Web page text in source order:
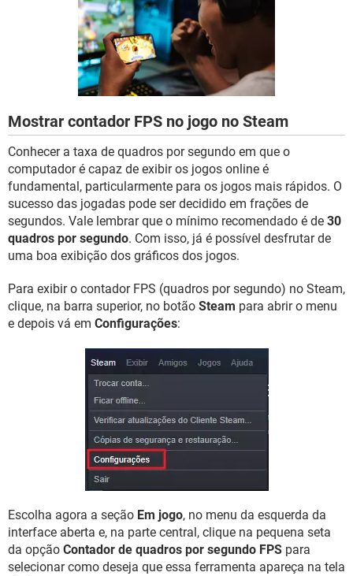
Mostrar contador FPS no jogo no Steam
Conhecer a taxa de quadros por segundo em que o
computador é capaz de exibir os jogos online é
fundamental, particularmente para os jogos mais rápidos. O
sucesso das jogadas pode ser decidido em frações de
segundos. Vale lembrar que o mínimo recomendado é de 30
quadros por segundo. Com isso, já é possível desfrutar de
uma boa exibição dos gráficos dos jogos.
Para exibir o contador FPS (quadros por segundo) no Steam,
clique, na barra superior, no botão Steam para abrir o menu
e depois vá em Configurações:
Escolha agora a seção Em jogo, no menu da esquerda da
interface aberta e, na parte central, clique na pequena seta
da opção Contador de quadros por segundo FPS para
selecionar como deseja que essa ferramenta apareça na tela